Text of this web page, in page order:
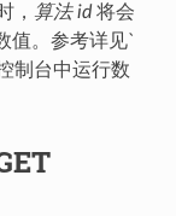
， 算法 id将会
值。参考详见`
制台中运行数